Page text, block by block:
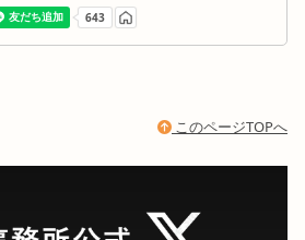
このページTOPへ